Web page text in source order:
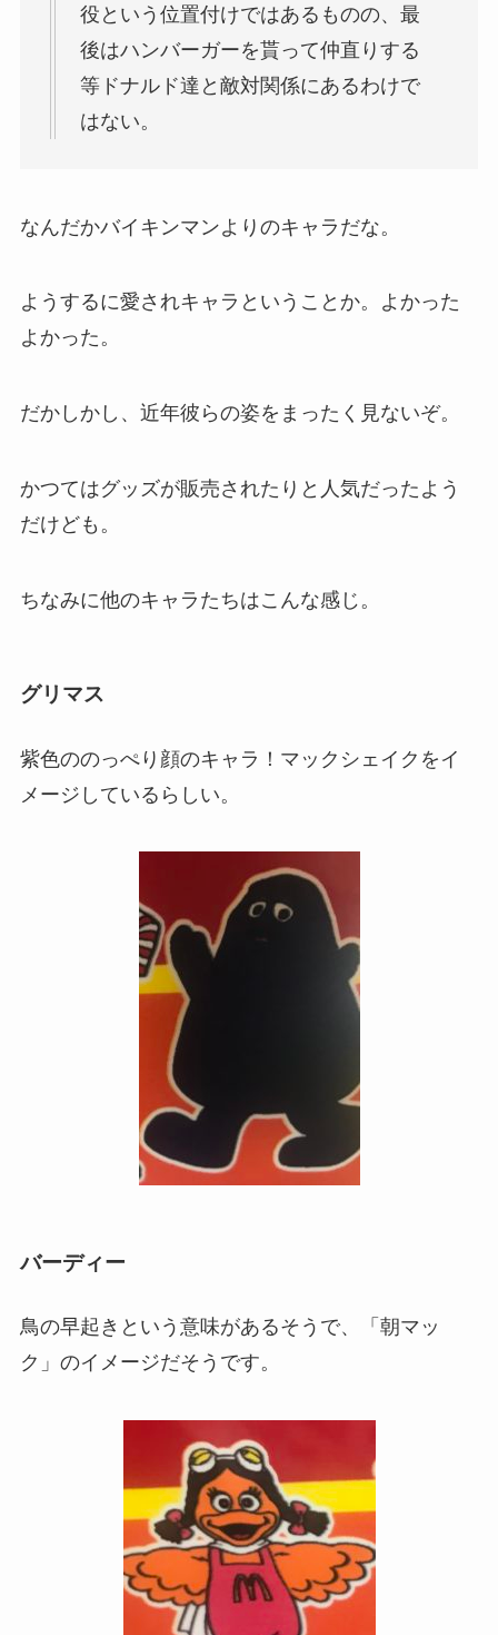
役という位置付けではあるものの、最
後はハンバーガーを貰って仲直りする
等ドナルド達と敵対関係にあるわけで
はない。
なんだかバイキンマンよりのキャラだな。
ようするに愛されキャラということか。よかった
よかった。
だかしかし、近年彼らの姿をまったく見ないぞ。
かつてはグッズが販売されたりと人気だったよう
だけども。
ちなみに他のキャラたちはこんな感じ。
グリマス
紫色ののっぺり顔のキャラ！マックシェイクをイ
メージしているらしい。
バーディー
鳥の早起きという意味があるそうで、「朝マッ
ク」のイメージだそうです。